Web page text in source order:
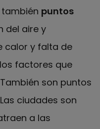
puntos
del aire y
calor y falta de
factores que
son puntos
ciudades son
a las